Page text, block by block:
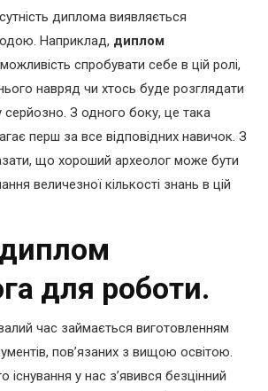
диплома виявляється
Наприклад, диплом
спробувати себе в цій ролі,
навряд чи хтось буде розглядати
З одного боку, це така
перш за все відповідних навичок. З
що хороший археолог може бути
величезної кількості знань в цій
для роботи.
час займається виготовленням
пов’язаних з вищою освітою.
існування у нас з’явився безцінний